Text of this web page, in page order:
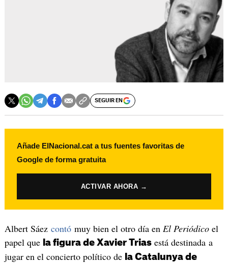
SEGUIR EN
Añade ElNacional.cat a tus fuentes favoritas de
Google de forma gratuita
ACTIVAR AHORA →
Albert Sáez contómuy bien el otro día en El Periódicoel
papel que la figura de Xavier Triasestá destinada a
jugar en el concierto político de la Catalunya de